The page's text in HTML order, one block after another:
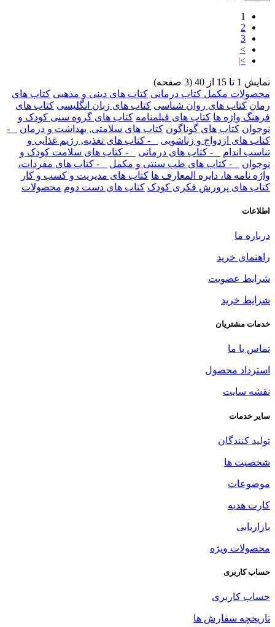
1
2
3
>
>|
نمایش 1 تا 15 از 40 (3 صفحه)
محصولات مکمل کتاب درمانی کتاب های دینی و مذهبی کتاب های
رمان کتاب های روان شناسی کتاب های زبان انگلیسی کتاب های
فرهنگ واژه ها کتاب های فیلمنامه کتاب های گروه سنی کودک و
نوجوان کتاب های گوناگون کتاب های سلامتی, بهداشت و درمان
-
کتاب های ازدواج و زناشویی
- کتاب های تغذیه, رژیم غذایی و
تناسب اندام
- کتاب های درمانی
- کتاب های سلامت کودک و
نوجوان
- کتاب های طب سنتی و مکمل
- کتاب های مفردات،
واژه نامه ها، دایره المعارف ها کتاب های مدیریت و کسب و کار
کتاب های پرورش فکری کودک کتاب های دست دوم محصولات
اطلاعات
درباره ما
راهنمای خرید
شرایط عضویت
شرایط خرید
خدمات مشتریان
تماس با ما
استرداد محصول
نقشه سایت
سایر خدمات
تولید کنندگان
شخصیت ها
موضوعات
کارت هدیه
بازاریابی
محصولات ویژه
حساب کاربری
حساب کاربری
تاریخچه سفارش ها